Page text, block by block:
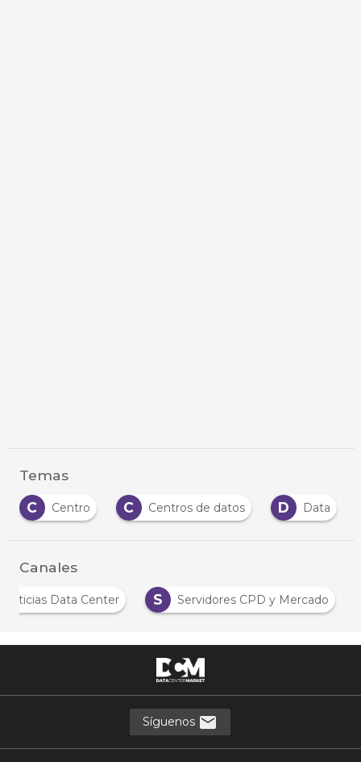
Temas
C
Centro C Centros de datos D Data
Canales
Noticias Data Center S Servidores CPD y Mercado
Síguenos